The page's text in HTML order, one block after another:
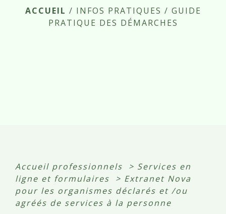
ACCUEIL / INFOS PRATIQUES / GUIDE
PRATIQUE DES DÉMARCHES
Accueil professionnels > Services en
ligne et formulaires
> Extranet Nova
pour les organismes déclarés et /ou
agréés de services à la personne